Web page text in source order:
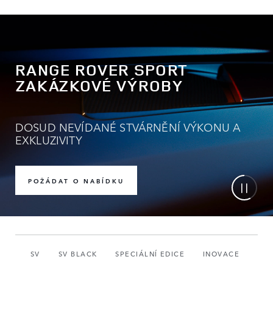
RANGE ROVER SPORT
ZAKÁZKOVÉ VÝROBY
DOSUD NEVÍDANÉ STVÁRNĚNÍ VÝKONU A
EXKLUZIVITY
POŽÁDAT O NABÍDKU
SV SV BLACK SPECIÁLNÍ EDICE INOVACE